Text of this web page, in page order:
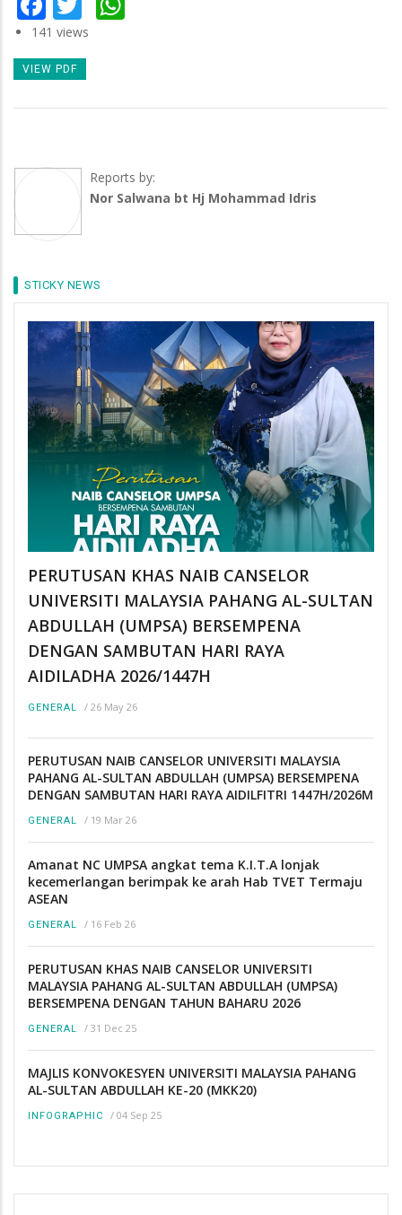
141 views
VIEW PDF
Reports by:
Nor Salwana bt Hj Mohammad Idris
STICKY NEWS
PERUTUSAN KHAS NAIB CANSELOR
UNIVERSITI MALAYSIA PAHANG AL-SULTAN
ABDULLAH (UMPSA) BERSEMPENA
DENGAN SAMBUTAN HARI RAYA
AIDILADHA 2026/1447H
GENERAL / 26 May 26
PERUTUSAN NAIB CANSELOR UNIVERSITI MALAYSIA
PAHANG AL-SULTAN ABDULLAH (UMPSA) BERSEMPENA
DENGAN SAMBUTAN HARI RAYA AIDILFITRI 1447H/2026M
GENERAL / 19 Mar 26
Amanat NC UMPSA angkat tema K.I.T.A lonjak
kecemerlangan berimpak ke arah Hab TVET Termaju
ASEAN
GENERAL / 16 Feb 26
PERUTUSAN KHAS NAIB CANSELOR UNIVERSITI
MALAYSIA PAHANG AL-SULTAN ABDULLAH (UMPSA)
BERSEMPENA DENGAN TAHUN BAHARU 2026
GENERAL / 31 Dec 25
MAJLIS KONVOKESYEN UNIVERSITI MALAYSIA PAHANG
AL-SULTAN ABDULLAH KE-20 (MKK20)
INFOGRAPHIC / 04 Sep 25